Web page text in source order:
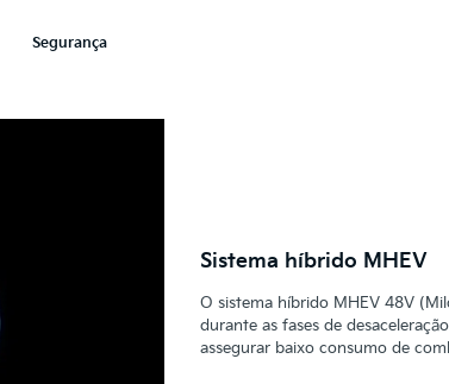
Segurança
Sistema híbrido MHEV
O sistema híbrido MHEV 48V
durante as fases de
assegurar baixo consumo de